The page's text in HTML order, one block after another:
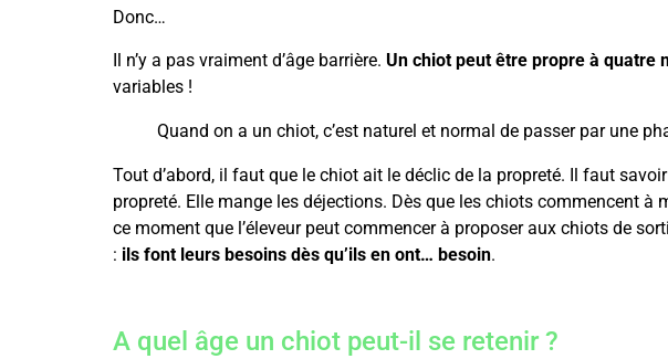
Donc…
Il n’y a pas vraiment d’âge barrière. Un chiot peut être propre à quatre
variables !
Quand on a un chiot, c’est naturel et normal de passer par une
Tout d’abord, il faut que le chiot ait le déclic de la propreté. Il faut
propreté. Elle mange les déjections. Dès que les chiots commencent à
ce moment que l’éleveur peut commencer à proposer aux chiots de
: ils font leurs besoins dès qu’ils en ont… besoin.
A quel âge un chiot peut-il se retenir ?